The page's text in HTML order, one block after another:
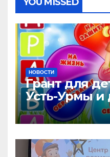
НОВОСТИ
Грант для
Усть-Урмы и
“Малышок”